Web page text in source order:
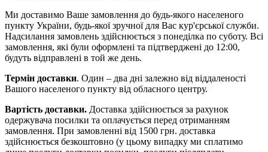
Ми доставимо Ваше замовлення до будь-якого населеного
пункту України, будь-якої зручної для Вас кур'єрської служби.
Надсилання замовлень здійснюється з понеділка по суботу. Всі
замовлення, які були оформлені та підтверджені до 12:00,
будуть відправлені в той же день.
Термін доставки. Один – два дні залежно від віддаленості
Вашого населеного пункту від обласного центру.
Вартість доставки. Доставка здійснюється за рахунок
одержувача посилки та оплачується перед отриманням
замовлення. При замовленні від 1500 грн. доставка
здійснюється безкоштовно (у цьому випадку ми сплатимо